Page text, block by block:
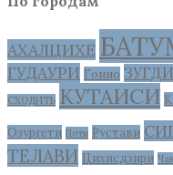
АХАЛЦИХЕ
ГУДАУРИ Гонио
СХОДИТЬ КУТАИСИ
Озургети Поти Рустави
ТЕЛАВИ Цихисдзири